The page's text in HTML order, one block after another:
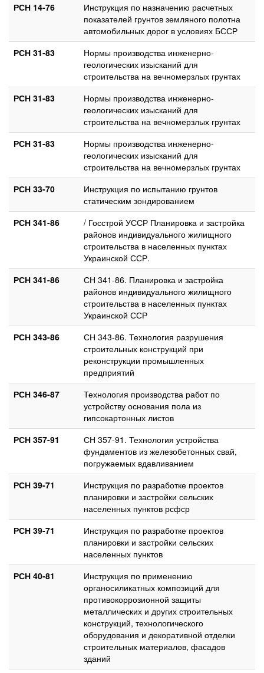
РСН 14-76
Инструкция по назначению расчетных
показателей грунтов земляного полотна
автомобильных дорог в условиях БССР
РСН 31-83
Нормы производства инженерно-
геологических изысканий для
строительства на вечномерзлых грунтах
РСН 31-83
Нормы производства инженерно-
геологических изысканий для
строительства на вечномерзлых грунтах
РСН 31-83
Нормы производства инженерно-
геологических изысканий для
строительства на вечномерзлых грунтах
РСН 33-70
Инструкция по испытанию грунтов
статическим зондированием
РСН 341-86
/ Госстрой УССР Планировка и застройка
районов индивидуального жилищного
строительства в населенных пунктах
Украинской ССР.
РСН 341-86
СН 341-86. Планировка и застройка
районов индивидуального жилищного
строительства в населенных пунктах
Украинской ССР
РСН 343-86
СН 343-86. Технология разрушения
строительных конструкций при
реконструкции промышленных
предприятий
РСН 346-87
Технология производства работ по
устройству основания пола из
гипсокартонных листов
РСН 357-91
СН 357-91. Технология устройства
фундаментов из железобетонных свай,
погружаемых вдавливанием
РСН 39-71
Инструкция по разработке проектов
планировки и застройки сельских
населенных пунктов рсфср
РСН 39-71
Инструкция по разработке проектов
планировки и застройки сельских
населенных пунктов
РСН 40-81
Инструкция по применению
органосиликатных композиций для
противокоррозионной защиты
металлических и других строительных
конструкций, технологического
оборудования и декоративной отделки
строительных материалов, фасадов
зданий